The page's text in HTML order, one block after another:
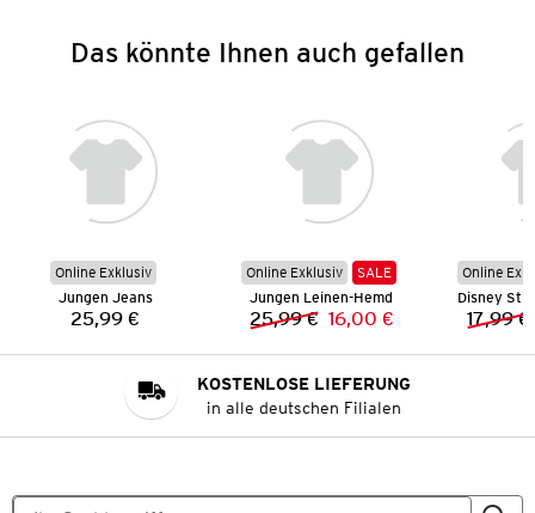
Das könnte Ihnen auch gefallen
Online Exklusiv
Jungen Jeans
Preis:
25,99 €
Online Exklusiv
SALE
Jungen Leinen-Hemd
Vorheriger Preis:
25,99 € Neuer Preis:
16,00 €
Online
17,99 €
KOSTENLOSE LIEFERUNG
in alle deutschen Filialen